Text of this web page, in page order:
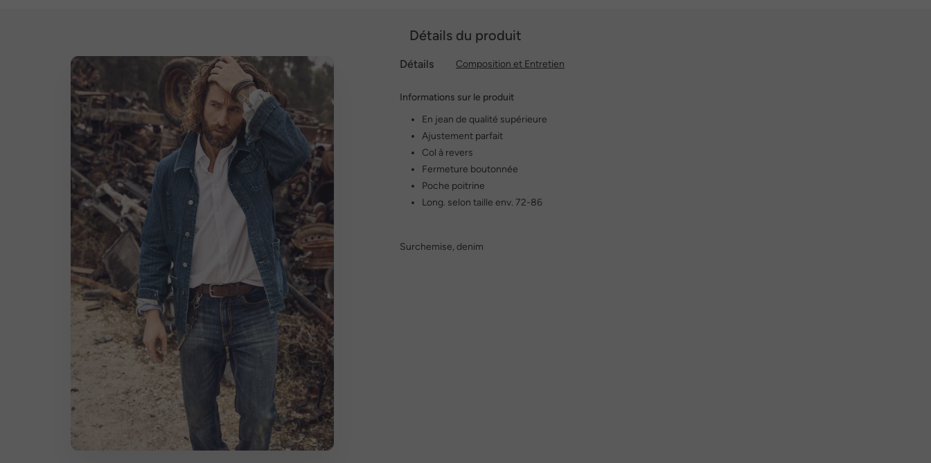
Détails du produit
Détails Composition et Entretien
Informations sur le produit
En jean de qualité supérieure
Ajustement parfait
Col à revers
Fermeture boutonnée
Poche poitrine
Long. selon taille env. 72-86
Surchemise, denim